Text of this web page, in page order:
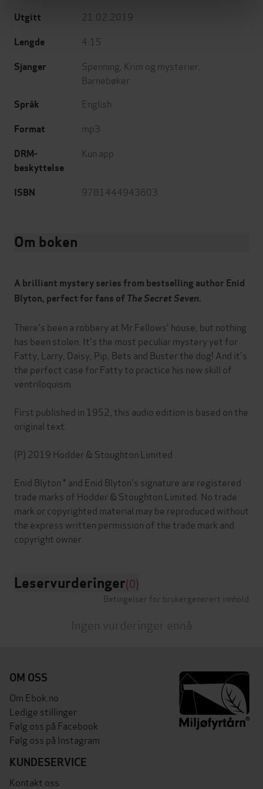
Utgitt 21.02.2019
Lengde 4:15
Sjanger Spenning Krim og mysterier
Barnebøker
Språk English
Format mp3
DRM-
beskyttelse
Kun app
ISBN 9781444943603
Om boken
A brilliant mystery series from bestselling author Enid
Blyton, perfect for fans of The Secret Seven.
There's been a robbery at Mr Fellows' house, but nothing
has been stolen. It's the most peculiar mystery yet for
Fatty, Larry, Daisy, Pip, Bets and Buster the dog! And it's
the perfect case for Fatty to practice his new skill of
ventriloquism.
First published in 1952, this audio edition is based on the
original text.
(P) 2019 Hodder & Stoughton Limited
Enid Blyton ® and Enid Blyton's signature are registered
trade marks of Hodder & Stoughton Limited. No trade
mark or copyrighted material may be reproduced without
the express written permission of the trade mark and
Leservurderinger(0)
Betingelser for brukergenerert innhold
Ingen vurderinger ennå
OM OSS
Om Ebok.no
Ledige stillinger
Følg oss på Facebook
Følg oss på Instagram
KUNDESERVICE
Kontakt oss